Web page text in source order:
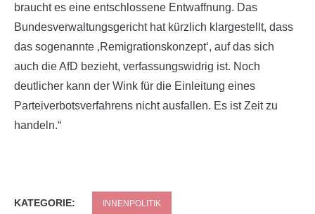
braucht es eine entschlossene Entwaffnung. Das
Bundesverwaltungsgericht hat kürzlich klargestellt, dass
das sogenannte ‚Remigrationskonzept‘, auf das sich
auch die AfD bezieht, verfassungswidrig ist. Noch
deutlicher kann der Wink für die Einleitung eines
Parteiverbotsverfahrens nicht ausfallen. Es ist Zeit zu
handeln.“
KATEGORIE: INNENPOLITIK